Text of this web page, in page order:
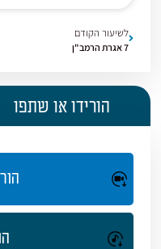
לשיעור הקודם
7 אגרת הרמב"ן
הורידו או שתפו